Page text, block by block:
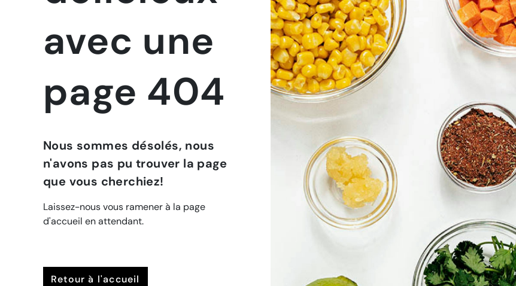
avec une
page 404
Nous sommes désolés, nous
n'avons pas pu trouver la page
que vous cherchiez!
Laissez-nous vous ramener à la page
d'accueil en attendant.
retour à l'accueil